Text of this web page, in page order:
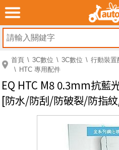
首頁 3C數位 3C數位 行動裝置
HTC 專用配件
EQ HTC M8 0.3mm抗藍
[防水/防刮/防破裂/防指